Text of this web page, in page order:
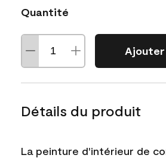
Quantité
Détails du produit
La peinture d'intérieur de